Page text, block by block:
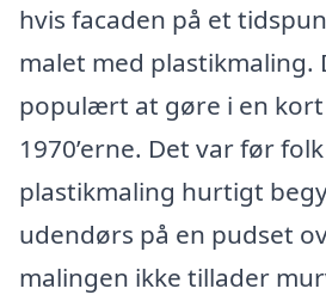
hvis facaden på et
malet med plastikmaling.
populært at gøre i en
1970’erne. Det var før
plastikmaling hurtigt
udendørs på en pudset
malingen ikke tillader